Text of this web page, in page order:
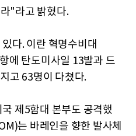
"라고 밝혔다.
다. 이란 혁명수비대
에 탄도미사일 13발과 드
고 63명이 다쳤다.
제5함대 본부도 공격했
는 바레인을 향한 발사체